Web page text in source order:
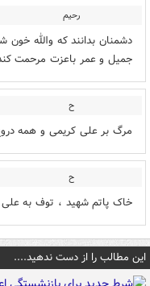
رحیم
دشمنان بدانند که والله خون
جمیل و عمر باعزت مرحمت
ح
مرگ بر علی کریمی و همه
ح
خاک پاتم شهید ، توف به
این مطالب را از دست ندهید....